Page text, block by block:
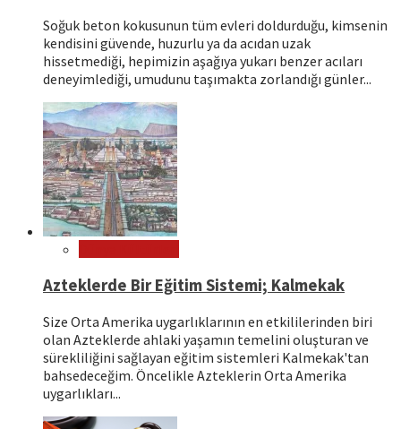
Soğuk beton kokusunun tüm evleri doldurduğu, kimsenin
kendisini güvende, huzurlu ya da acıdan uzak
hissetmediği, hepimizin aşağıya yukarı benzer acıları
deneyimlediği, umudunu taşımakta zorlandığı günler...
Azteklerde Bir Eğitim Sistemi; Kalmekak
Size Orta Amerika uygarlıklarının en etkililerinden biri
olan Azteklerde ahlaki yaşamın temelini oluşturan ve
sürekliliğini sağlayan eğitim sistemleri Kalmekak'tan
bahsedeceğim. Öncelikle Azteklerin Orta Amerika
uygarlıkları...